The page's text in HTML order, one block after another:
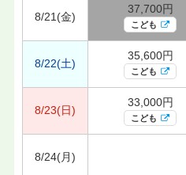
8/21(金)
37,700円
こども
8/22(土)
35,600円
こども
8/23(日)
33,000円
こども
8/24(月)